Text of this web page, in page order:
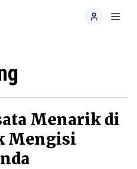
Menarik di
Mengisi